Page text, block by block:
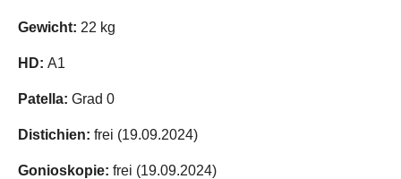
Gewicht: 22 kg
HD: A1
Patella: Grad 0
Distichien: frei (19.09.2024)
Gonioskopie: frei (19.09.2024)